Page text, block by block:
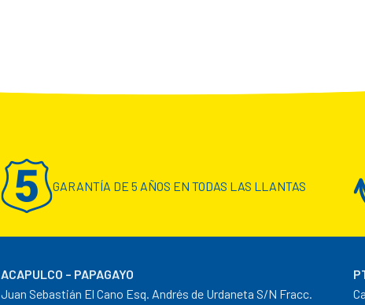
GARANTÍA DE 5 AÑOS EN TODAS LAS LLANTAS
ACAPULCO – PAPAGAYO
Juan Sebastián El Cano Esq. Andrés de Urdaneta S/N Fracc.